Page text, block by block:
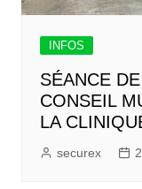
INFOS
SÉANCE
CONSEIL
LA
securex